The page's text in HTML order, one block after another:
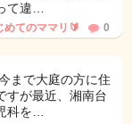
て違…
めてのママリ🔰 0
まで大庭の方に住
すが最近、湘南台
科を…